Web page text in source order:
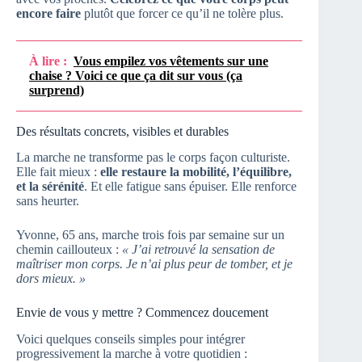
encore faire plutôt que forcer ce qu’il ne tolère plus.
À lire : Vous empilez vos vêtements sur une
chaise ? Voici ce que ça dit sur vous (ça
surprend)
Des résultats concrets, visibles et durables
La marche ne transforme pas le corps façon culturiste.
Elle fait mieux : elle restaure la mobilité, l’équilibre,
et la sérénité. Et elle fatigue sans épuiser. Elle renforce
sans heurter.
Yvonne, 65 ans, marche trois fois par semaine sur un
chemin caillouteux : « J’ai retrouvé la sensation de
maîtriser mon corps. Je n’ai plus peur de tomber, et je
dors mieux. »
Envie de vous y mettre ? Commencez doucement
Voici quelques conseils simples pour intégrer
progressivement la marche à votre quotidien :